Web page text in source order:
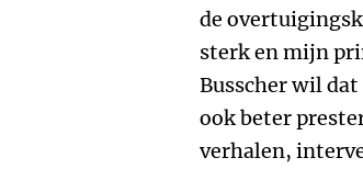
de
sterk en mijn
Busscher wil
ook beter
verhalen,